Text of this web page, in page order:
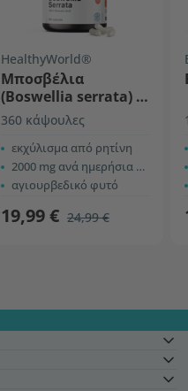
HealthyWorld®
Μποσβέλια
(Boswellia serrata) –
85% μποσβελικό οξύ
360 κάψουλες
εκχύλισμα από ρητίνη
2000 mg ανά ημερήσια δόση
αγιουρβεδικό φυτό
19,99 € 24,99 €